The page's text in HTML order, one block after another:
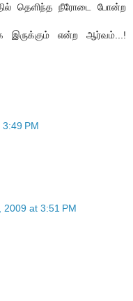
தெளிந்த நீரோடை போன்ற
இருக்கும் என்ற ஆர்வம்...!
PM
2009 at 3:51 PM